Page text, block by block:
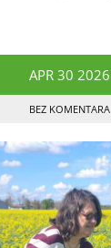
APR 30 2026
BEZ KOMENTARA